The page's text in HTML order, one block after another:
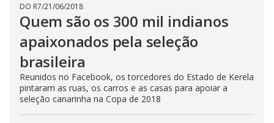
DO R7/21/06/2018
Quem são os 300 mil indianos
apaixonados pela seleção
brasileira
Reunidos no Facebook, os torcedores do Estado de Kerela
pintaram as ruas, os carros e as casas para apoiar a
seleção canarinha na Copa de 2018